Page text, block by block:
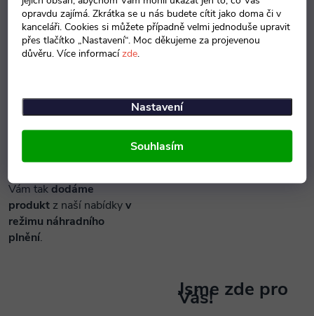
opravdu zajímá. Zkrátka se u nás budete cítit jako doma či v
kanceláři. Cookies si můžete případně velmi jednoduše upravit
přes tlačítko „Nastavení“. Moc děkujeme za projevenou
důvěru. Více informacízde.
Nastavení
Souhlasím
náhradní
plnění?
Protože se pohybujeme
na trhu už dostatečně
poskytovateli náhradního
Vám takdodáme
produkt z naší nabídkyv
režimu náhradního
plnění.
Jsme zde pro
Vás!